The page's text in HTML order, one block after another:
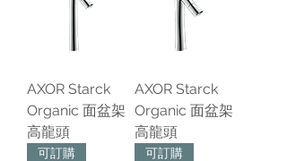
AXOR Starck
Organic 面盆架
高龍頭
AXOR Starck
Organic 面盆架
高龍頭
可訂購 可訂購